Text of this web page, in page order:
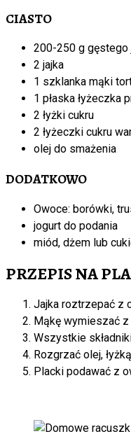
CIASTO
200-250 g gęstego
2 jajka
1 szklanka mąki
1 płaska łyżeczka
2 łyżki cukru
2 łyżeczki cukru
olej do smażenia
DODATKOWO
Owoce: borówki,
jogurt do podania
miód, dżem lub
PRZEPIS NA
Jajka roztrzepać z
Mąkę wymieszać z
Wszystkie
Rozgrzać olej,
Placki podawać z